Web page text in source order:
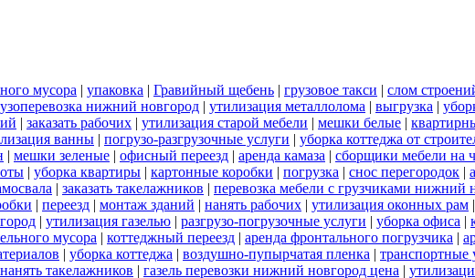
мусора | упаковка | Гравийный щебень | грузовое такси | слом
нижний новгород | утилизация металлолома | выгрузка |
| заказать рабочих | утилизация старой мебели | мешки белые |
ванны | погрузо-разгрузочные услуги | уборка коттеджа от
| мешки зеленые | офисный переезд | аренда камаза | сборщики мебели на
| уборка квартиры | картонные коробки | погрузка | снос перегородок |
| заказать такелажников | перевозка мебели с грузчиками нижний
| переезд | монтаж зданий | нанять рабочих | утилизация оконных рам |
| утилизация газелью | разгрузо-погрузочные услуги | уборка офиса |
мусора | коттеджный переезд | аренда фронтального погрузчика |
| уборка коттеджа | воздушно-пупырчатая пленка | транспортные
нанять такелажников | газель перевозки нижний новгород цена |